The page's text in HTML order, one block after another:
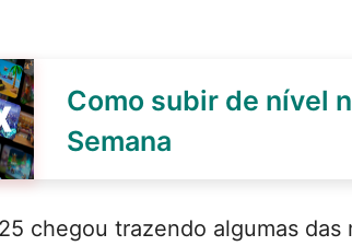
Como subir de nível
Semana
chegou trazendo algumas